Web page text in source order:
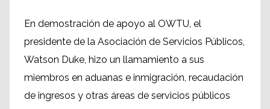
En demostración de apoyo al OWTU, el
presidente de la Asociación de Servicios Públicos,
Watson Duke, hizo un llamamiento a sus
miembros en aduanas e inmigración, recaudación
de ingresos y otras áreas de servicios públicos